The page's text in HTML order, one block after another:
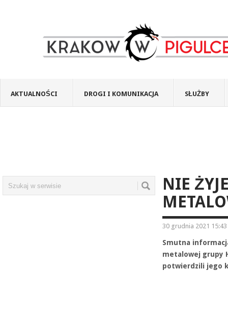
AKTUALNOŚCI DROGI I KOMUNIKACJA SŁUŻBY
NIE
30 grudnia 2021 15:43
Smutna
metalowej grupy
potwierdzili jego